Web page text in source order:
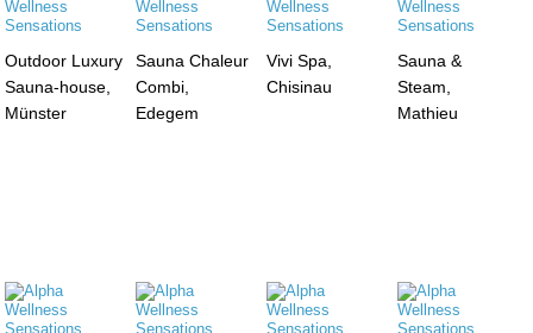
Outdoor Luxury
Sauna-house,
Münster
Sauna Chaleur
Combi,
Edegem
Vivi Spa,
Chisinau
Sauna &
Steam,
Mathieu